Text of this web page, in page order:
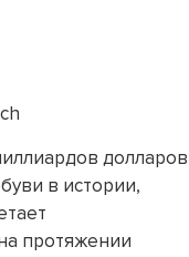
долларов
в истории,
протяжении